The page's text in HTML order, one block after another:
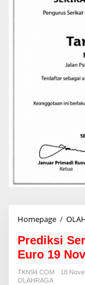
Homepage /
Prediksi
Euro 19
TKN94.COM
18
OLAHRAGA